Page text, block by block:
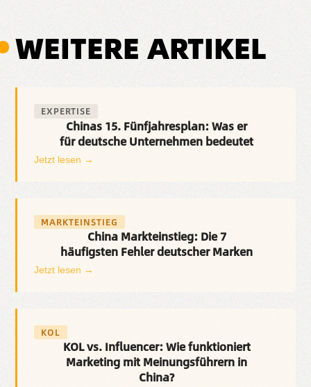
WEITERE ARTIKEL
EXPERTISE
Chinas 15. Fünfjahresplan: Was er
für deutsche Unternehmen bedeutet
Jetzt lesen →
MARKTEINSTIEG
China Markteinstieg: Die 7
häufigsten Fehler deutscher Marken
Jetzt lesen →
KOL
KOL vs. Influencer: Wie funktioniert
Marketing mit Meinungsführern in
China?